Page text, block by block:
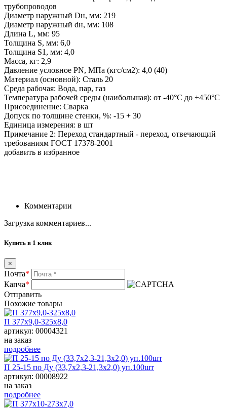
трубопроводов
Диаметр наружный Dн, мм: 219
Диаметр наружный dн, мм: 108
Длина L, мм: 95
Толщина S, мм: 6,0
Толщина S1, мм: 4,0
Масса, кг: 2,9
Давление условное PN, МПа (кгс/см2): 4,0 (40)
Материал (основной): Сталь 20
Среда рабочая: Вода, пар, газ
Температура рабочей среды (наибольшая): от -40°С до +450°С
Присоединение: Сварка
Допуск по толщине стенки, %: -15 + 30
Единица измерения: в шт
Примечание 2: Переход стандартный - переход, отвечающий
требованиям ГОСТ 17378-2001
добавить в избранное
Комментарии
Загрузка комментариев...
Купить в 1 клик
×
Почта*
Капча*
Отправить
Похожие товары
П 377х9,0-325х8,0
артикул: 00004321
на заказ
подробнее
П 25-15 по Ду (33,7х2,3-21,3х2,0) уп.100шт
артикул: 00008922
на заказ
подробнее